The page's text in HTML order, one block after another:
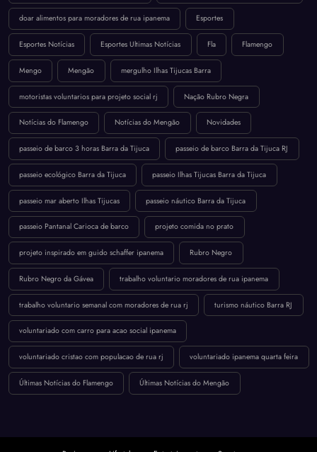
doar alimentos para moradores de rua ipanema Esportes
Esportes Notícias Esportes Ultimas Notícias Fla Flamengo
Mengo Mengão mergulho Ilhas Tijucas Barra
motoristas voluntarios para projeto social rj Nação Rubro Negra
Notícias do Flamengo Notícias do Mengão Novidades
passeio de barco 3 horas Barra da Tijuca passeio de barco Barra da Tijuca RJ
passeio ecológico Barra da Tijuca passeio Ilhas Tijucas Barra da Tijuca
passeio mar aberto Ilhas Tijucas passeio náutico Barra da Tijuca
passeio Pantanal Carioca de barco projeto comida no prato
projeto inspirado em guido schaffer ipanema Rubro Negro
Rubro Negro da Gávea trabalho voluntario moradores de rua ipanema
trabalho voluntario semanal com moradores de rua rj turismo náutico Barra RJ
voluntariado com carro para acao social ipanema
voluntariado cristao com populacao de rua rj voluntariado ipanema quarta feira
Últimas Notícias do Flamengo Últimas Notícias do Mengão